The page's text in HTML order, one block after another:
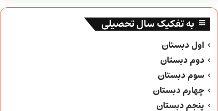
به تفکیک سال تحصیلی
اول دبستان
دوم دبستان
سوم دبستان
چهارم دبستان
پنجم دبستان